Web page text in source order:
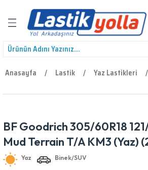
Geri Dön
Anasayfa Lastik Yaz Lastikleri
BF Goodrich 305/60R18
Mud Terrain T/A KM3 (Yaz)
Yaz Binek/SUV